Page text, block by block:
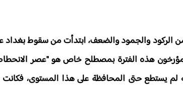
وقد ميز المؤرخون هذه الفترة بمصطلح خاص هو "عصر
لم يستطع حتى المحافظة على هذا المستوى،